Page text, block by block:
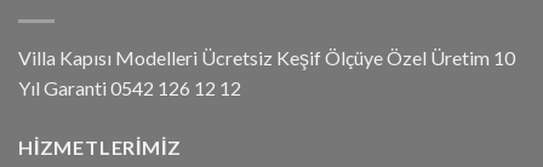
Villa Kapısı Modelleri Ücretsiz Keşif Ölçüye Özel Üretim 10
Yıl Garanti 0542 126 12 12
HIZMETLERIMIZ